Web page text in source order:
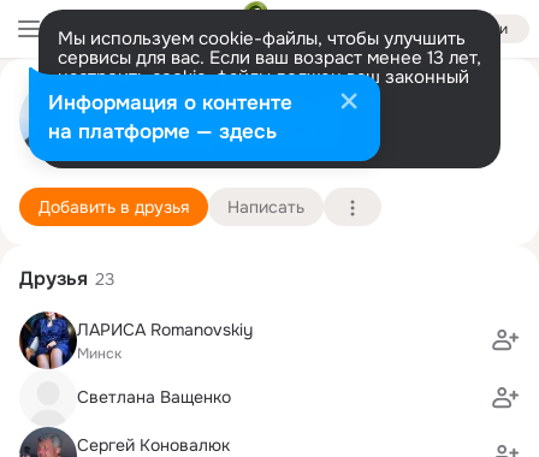
Войти
Мы используем cookie-файлы, чтобы улучшить
сервисы для вас. Если ваш возраст менее 13 лет,
настроить cookie-файлы должен ваш законный
представитель. Больше информации
Разрешить все Настроить
Виктор Суковицин
Минск 18 февраля (61 год)
Подробнее
Добавить в друзья Написать
Друзья 23
ЛАРИСА Romanovskiy
Минск
Светлана Ващенко
Сергей Коновалюк
Информация о контенте
на платформе — здесь